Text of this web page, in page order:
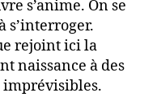
s’anime. On se
s’interroger.
rejoint ici la
naissance à des
imprévisibles.